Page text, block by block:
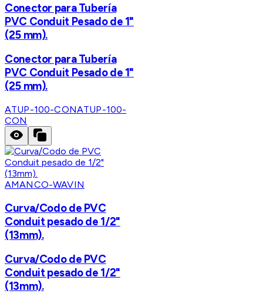
Conector para Tubería
PVC Conduit Pesado de 1"
(25 mm).
Conector para Tubería
PVC Conduit Pesado de 1"
(25 mm).
ATUP-100-CONATUP-100-
CON
AMANCO-WAVIN
Curva/Codo de PVC
Conduit pesado de 1/2"
(13mm).
Curva/Codo de PVC
Conduit pesado de 1/2"
(13mm).